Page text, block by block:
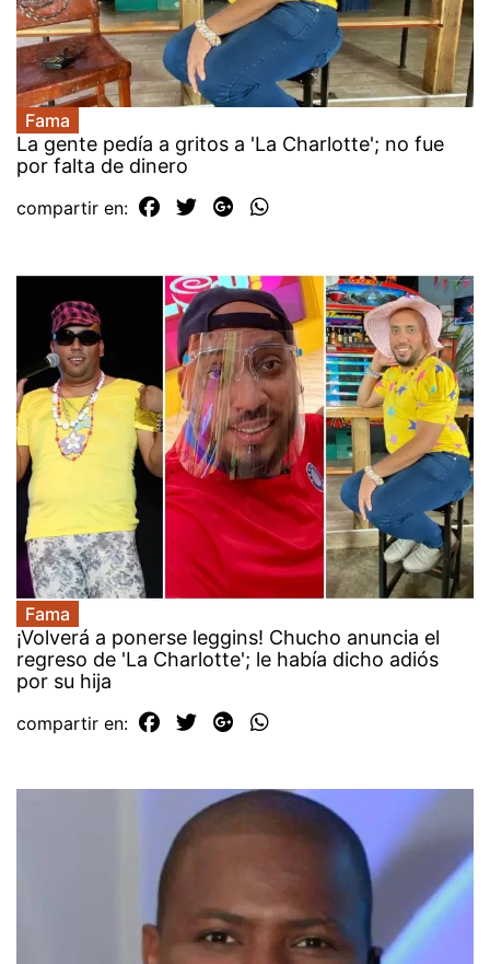
Fama
La gente pedía a gritos a 'La Charlotte'; no fue
por falta de dinero
compartir en:
Fama
¡Volverá a ponerse leggins! Chucho anuncia el
regreso de 'La Charlotte'; le había dicho adiós
por su hija
compartir en: